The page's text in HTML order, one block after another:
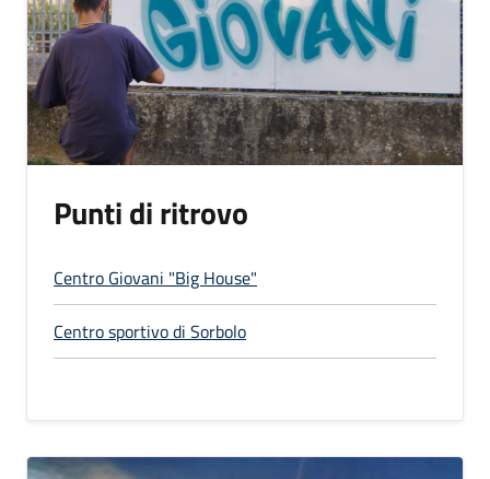
Punti di ritrovo
Centro Giovani "Big House"
Centro sportivo di Sorbolo